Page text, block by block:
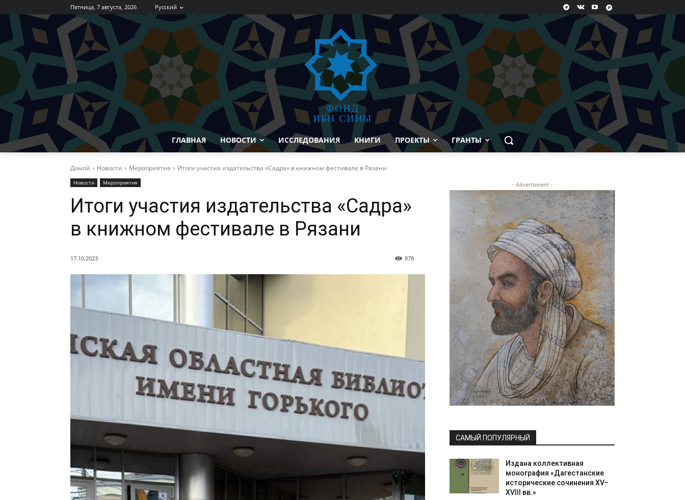
Пятница, 7 августа, 2026 Русский
ФОНД
ИБН СИНЫ
ГЛАВНАЯ НОВОСТИ ИССЛЕДОВАНИЯ КНИГИ ПРОЕКТЫ ГРАНТЫ
Домой Новости Мероприятия Итоги участия издательства «Садра» в книжном фестивале в Рязани
Новости Мероприятия
Итоги участия издательства «Садра»
в книжном фестивале в Рязани
17.10.2023 878
- Advertisment -
САМЫЙ ПОПУЛЯРНЫЙ
Издана коллективная
монография «Дагестанские
исторические сочинения XV–
XVIII вв.»